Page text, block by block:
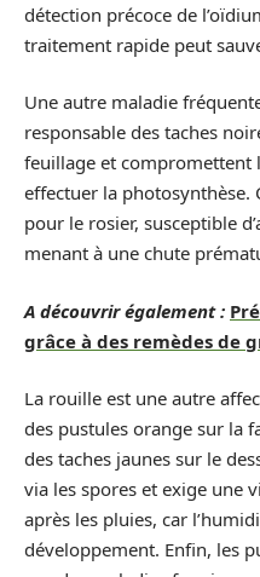
détection précoce de
traitement rapide peut
Une autre maladie
responsable des taches
feuillage et compromettent
effectuer la photosynthèse.
pour le rosier, susceptible
menant à une chute
A découvrir également :
grâce à des remèdes de
La rouille est une autre
des pustules orange sur la
des taches jaunes sur le
via les spores et exige une
après les pluies, car
développement. Enfin, les